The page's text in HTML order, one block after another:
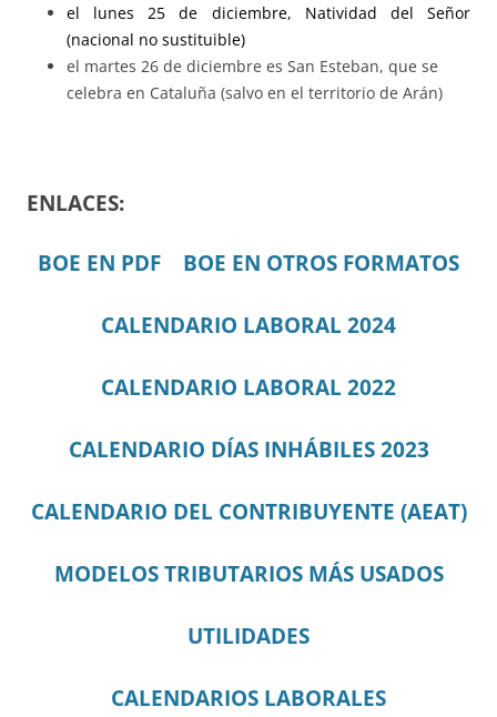
el lunes 25 de diciembre, Natividad del Señor
(nacional no sustituible)
el martes 26 de diciembre es San Esteban, que se
celebra en Cataluña (salvo en el territorio de Arán)
ENLACES:
BOE EN PDF BOE EN OTROS FORMATOS
CALENDARIO LABORAL 2024
CALENDARIO LABORAL 2022
CALENDARIO DÍAS INHÁBILES 2023
CALENDARIO DEL CONTRIBUYENTE (AEAT)
MODELOS TRIBUTARIOS MÁS USADOS
UTILIDADES
CALENDARIOS LABORALES